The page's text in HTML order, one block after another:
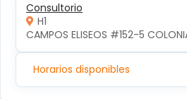
Consultorio
H1
CAMPOS ELISEOS #152-5
Horarios disponibles